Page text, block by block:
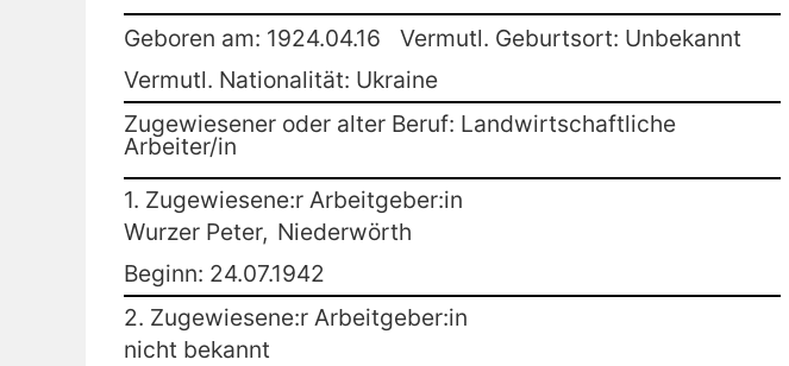
Geboren am: 1924.04.16
Vermutl. Geburtsort: Unbekannt
Vermutl. Nationalität: Ukraine
Zugewiesener oder alter Beruf: Landwirtschaftliche
Arbeiter/in
1. Zugewiesene:r Arbeitgeber:in
Wurzer Peter, Niederwörth
Beginn: 24.07.1942
2. Zugewiesene:r Arbeitgeber:in
nicht bekannt